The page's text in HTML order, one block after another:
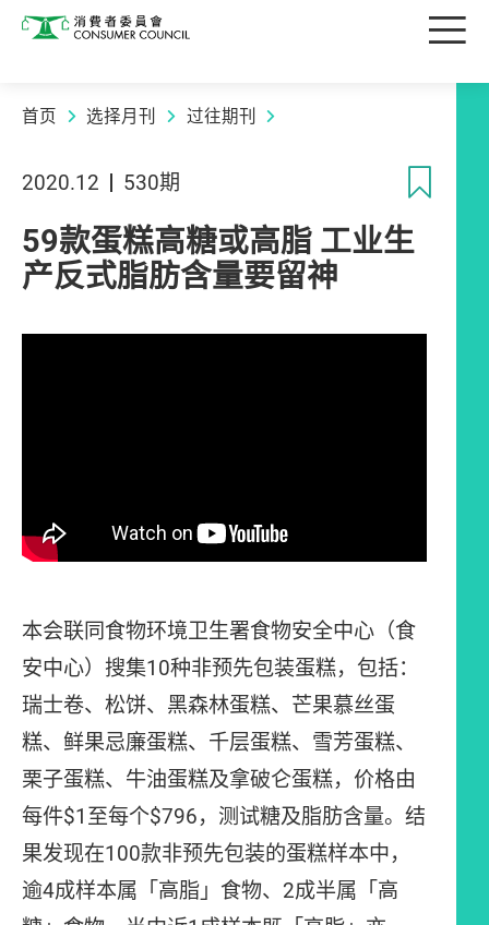
消费者委员会 目
首页 选择月刊 过往期刊
2020.12 530期
59款蛋糕高糖或高脂 工业生
产反式脂肪含量要留神
本会联同食物环境卫生署食物安全中心（食
安中心）搜集10种非预先包装蛋糕，包括：
瑞士卷、松饼、黑森林蛋糕、芒果慕丝蛋
糕、鲜果忌廉蛋糕、千层蛋糕、雪芳蛋糕、
栗子蛋糕、牛油蛋糕及拿破仑蛋糕，价格由
每件$1至每个$796，测试糖及脂肪含量。结
果发现在100款非预先包装的蛋糕样本中，
逾4成样本属「高脂」食物、2成半属「高